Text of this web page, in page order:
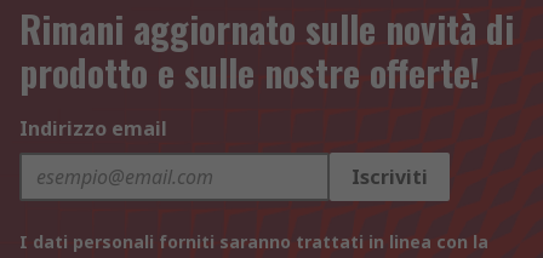
Rimani aggiornato sulle novità di
prodotto e sulle nostre offerte!
Indirizzo email
Iscriviti
I dati personali forniti saranno trattati in linea con la